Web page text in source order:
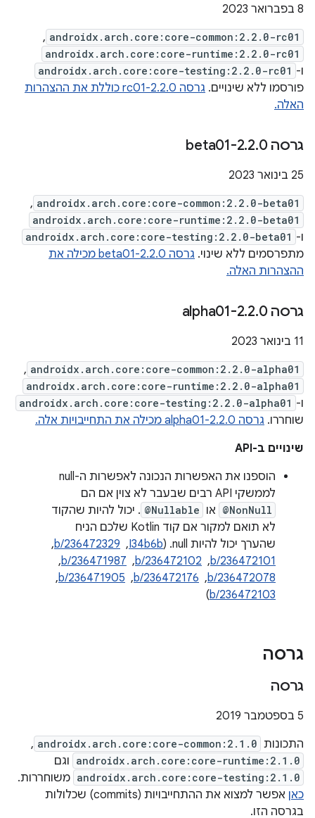
8 בפברואר 2023
androidx.arch.core:core-common:2.2.0-rc01
,
androidx.arch.core:core-runtime:2.2.0-rc01
ו- androidx.arch.core:core-testing:2.2.0-rc01
פורסמו ללא שינויים.
גרסה 2.2.0-rc01 כוללת את ההצהרות
האלה.
גרסה 2 .2.0-beta01
25 בינואר 2023
androidx.arch.core:core-common:2.2.0-beta01
,
androidx.arch.core:core-runtime:2.2.0-beta01
ו- androidx.arch.core:core-testing:2.2.0-beta01
מתפרסמים ללא שינוי.
גרסה 2.2.0-beta01 מכילה את
ההצהרות האלה.
גרסה 2 .2.0-alpha01
11 בינואר 2023
androidx.arch.core:core-common:2.2.0-alpha01
,
androidx.arch.core:core-runtime:2.2.0-alpha01
ו- androidx.arch.core:core-testing:2.2.0-alpha01
שוחררו. גרסה 2.2.0-alpha01 מכילה את התחייבויות אלה.
שינויים ב-API
הוספנו את האפשרות הנכונה לאפשרות ה-null
לממשקי API רבים שבעבר לא צוין אם הם
@NonNull או @Nullable . יכול להיות שהקוד
לא תואם למקור אם קוד Kotlin שלכם הניח
שהערך יכול להיות null. (
I34b6b
, ‏
b/236472329
, ‏
b/236472101
, ‏
b/236472102
, ‏
b/236471987
, ‏
b/236472078
, ‏
b/236472176
, ‏
b/236471905
, ‏
b/236472103
)
גרסה
גרסה
5 בספטמבר 2019
התכונות androidx.arch.core:core-common:2.1.0
,
androidx.arch.core:core-runtime:2.1.0 וגם
androidx.arch.core:core-testing:2.1.0 משוחררות.
כאן
אפשר למצוא את ההתחייבויות (commits) שכלולות
בגרסה הזו.